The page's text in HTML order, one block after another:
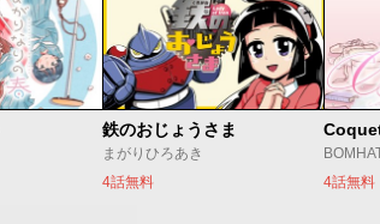
鉄のおじょうさま
まがりひろあき
4話無料
4話無料